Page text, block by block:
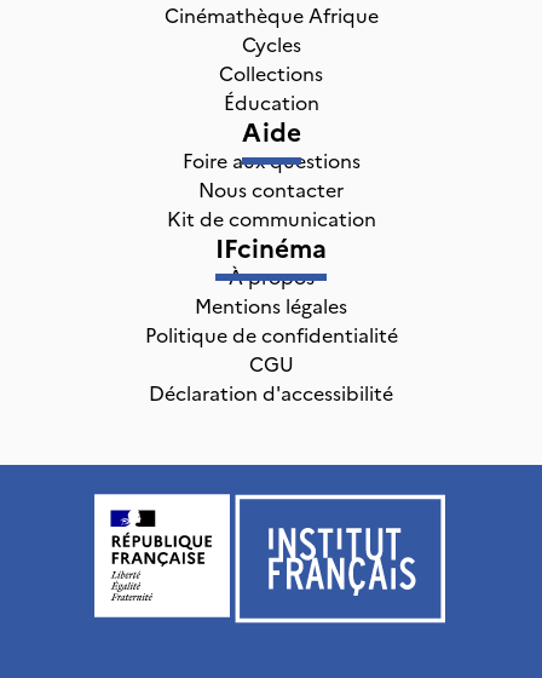
Cinémathèque Afrique
Cycles
Collections
Éducation
Aide
Foire aux questions
Nous contacter
Kit de communication
IFcinéma
À propos
Mentions légales
Politique de confidentialité
CGU
Déclaration d'accessibilité